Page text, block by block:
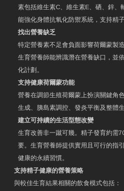
素包括維生素C、維生素E、硒、鋅、
能強化身體抗氧化防禦系統，支持精子
找出營養缺乏
特定營養素不足會負面影響荷爾蒙製
生育營養師能辨識潛在營養缺口，並
化計劃。
支持健康荷爾蒙功能
營養在調節生殖荷爾蒙上扮演關鍵角
生成、胰島素調控、發炎平衡及整體生
建立可持續的生活型態改變
生育改善非一蹴可幾。精子發育約需
要。生育營養師提供實用且可行的指
健康的永續習慣。
支持精子健康的營養策略
與較佳生育結果相關的飲食模式包括：